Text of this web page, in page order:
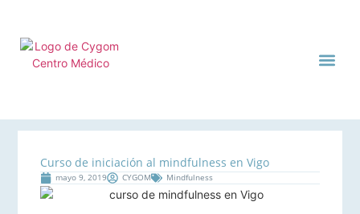
Curso de iniciación al mindfulness en Vigo
mayo 9, 2019 CYGOM Mindfulness